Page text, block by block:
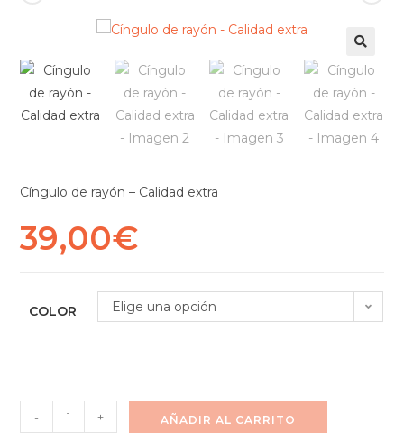
Cíngulo de rayón – Calidad extra
39,00€
COLOR Elige una opción
- + AÑADIR AL CARRITO